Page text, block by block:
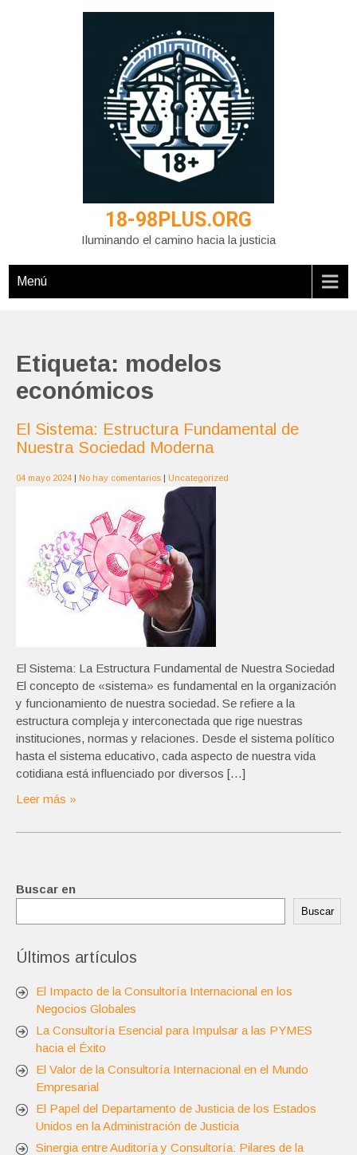
18-98PLUS.ORG
Iluminando el camino hacia la justicia
Menú
Etiqueta: modelos
económicos
El Sistema: Estructura Fundamental de
Nuestra Sociedad Moderna
04 mayo 2024 | No hay comentarios | Uncategorized
El Sistema: La Estructura Fundamental de Nuestra Sociedad
El concepto de «sistema» es fundamental en la organización
y funcionamiento de nuestra sociedad. Se refiere a la
estructura compleja y interconectada que rige nuestras
instituciones, normas y relaciones. Desde el sistema político
hasta el sistema educativo, cada aspecto de nuestra vida
cotidiana está influenciado por diversos […]
Leer más »
Buscar en
Buscar
Últimos artículos
El Impacto de la Consultoría Internacional en los
Negocios Globales
La Consultoría Esencial para Impulsar a las PYMES
hacia el Éxito
El Valor de la Consultoría Internacional en el Mundo
Empresarial
El Papel del Departamento de Justicia de los Estados
Unidos en la Administración de Justicia
Sinergia entre Auditoría y Consultoría: Pilares de la